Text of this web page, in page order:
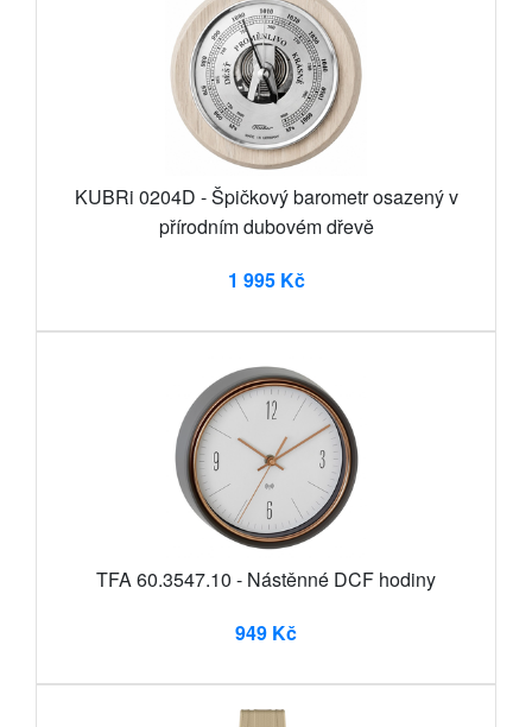
KUBRi 0204D - Špičkový barometr osazený v
přírodním dubovém dřevě
1 995 Kč
TFA 60.3547.10 - Nástěnné DCF hodiny
949 Kč